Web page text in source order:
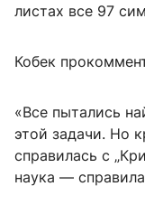
листах все 97
Кобек
«Все пытались
этой задачи. Но
справилась с
наука —